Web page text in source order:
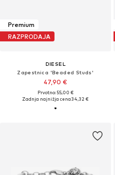
Premium
RAZPRODAJA
DIESEL
Zapestnica 'Beaded Studs'
47,90 €
Prvotno: 55,00 €
Zadnja najnižja cena34,32 €